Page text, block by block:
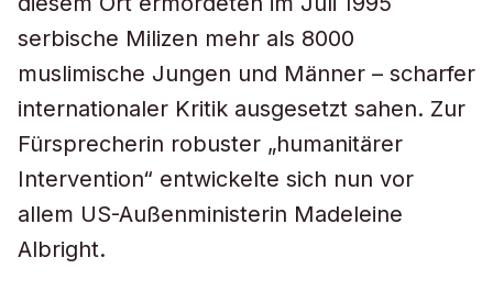
serbische Milizen mehr als 8000
muslimische Jungen und Männer – scharfer
internationaler Kritik ausgesetzt sahen. Zur
Fürsprecherin robuster „humanitärer
Intervention“ entwickelte sich nun vor
allem US-Außenministerin Madeleine
Albright.